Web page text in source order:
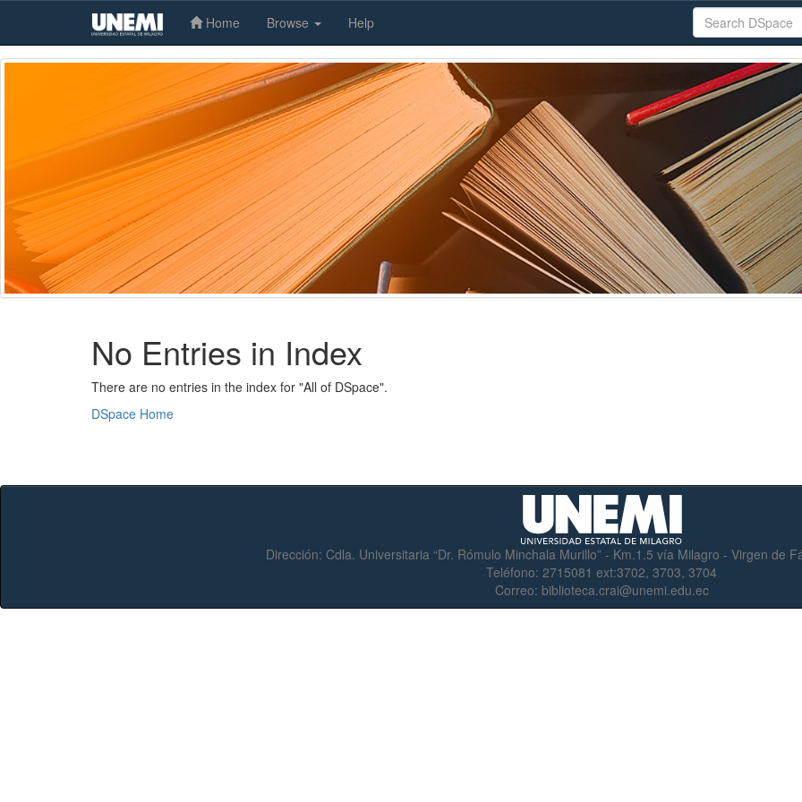
Skip
Home Browse Help
No Entries in Index
There are no entries in the index for "All of DSpace".
DSpace Home
Dirección: Cdla. Universitaria “Dr. Rómulo Minchala Murillo” - Km.1.5 vía Milagro - Virgen de
Teléfono: 2715081 ext:3702, 3703, 3704
Correo: biblioteca.crai@unemi.edu.ec